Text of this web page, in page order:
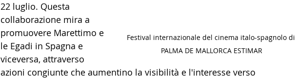
Festival internazionale del cinema italo-spagnolo di
PALMA DE MALLORCA ESTIMAR
22 luglio. Questa
collaborazione mira a
promuovere Marettimo e
le Egadi in Spagna e
viceversa, attraverso
azioni congiunte che aumentino la visibilità e l'interesse verso